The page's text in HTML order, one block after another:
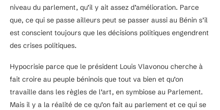
niveau du parlement, qu’il y ait assez d’amélioration. Parce
que, ce qui se passe ailleurs peut se passer aussi au Bénin s’il
est conscient toujours que les décisions politiques engendrent
des crises politiques.
Hypocrisie parce que le président Louis Vlavonou cherche à
fait croire au peuple béninois que tout va bien et qu’on
travaille dans les règles de l’art, en symbiose au Parlement.
Mais il y a la réalité de ce qu’on fait au parlement et ce qui se